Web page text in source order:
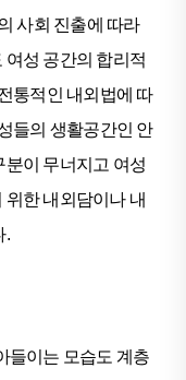
사회 진출에 따라
성 공간의 합리적
통적인 내외법에 따
들의 생활공간인 안
이 무너지고 여성
한 내외담이나 내
.
들이는 모습도 계층